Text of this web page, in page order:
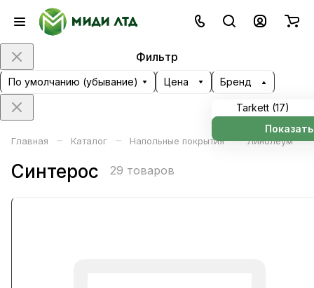
Фильтр
По умолчанию (убывание) Цена Бренд
Tarkett (17)
Показать
Главная – Каталог – Напольные покрытия – Линолеум –
Синтерос 29 товаров